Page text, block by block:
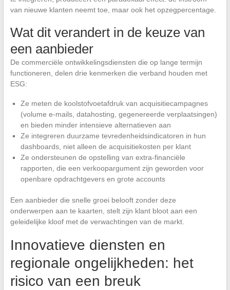
van nieuwe klanten neemt toe, maar ook het opzegpercentage.
Wat dit verandert in de keuze van
een aanbieder
De commerciële ontwikkelingsdiensten die op lange termijn
functioneren, delen drie kenmerken die verband houden met
ESG:
Ze meten de koolstofvoetafdruk van acquisitiecampagnes
(volume e-mails, datahosting, gegenereerde verplaatsingen)
en bieden minder intensieve alternatieven aan
Ze integreren duurzame tevredenheidsindicatoren in hun
dashboards, niet alleen de acquisitiekosten per klant
Ze ondersteunen de opstelling van extra-financiële
rapporten, die een verkoopargument zijn geworden voor
openbare opdrachtgevers en grote accounts
Een aanbieder die snelle groei belooft zonder deze
onderwerpen aan te kaarten, stelt zijn klant bloot aan een
geleidelijke kloof met de verwachtingen van de markt.
Innovatieve diensten en
regionale ongelijkheden: het
risico van een breuk